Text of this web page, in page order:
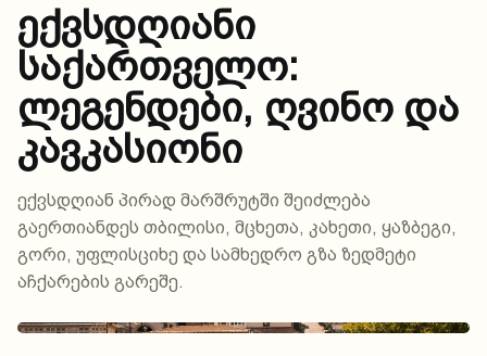
ექვსდღიანი
საქართველო:
ლეგენდები, ღვინო და
კავკასიონი
ექვსდღიან პირად მარშრუტში შეიძლება
გაერთიანდეს თბილისი, მცხეთა, კახეთი, ყაზბეგი,
გორი, უფლისციხე და სამხედრო გზა ზედმეტი
აჩქარების გარეშე.